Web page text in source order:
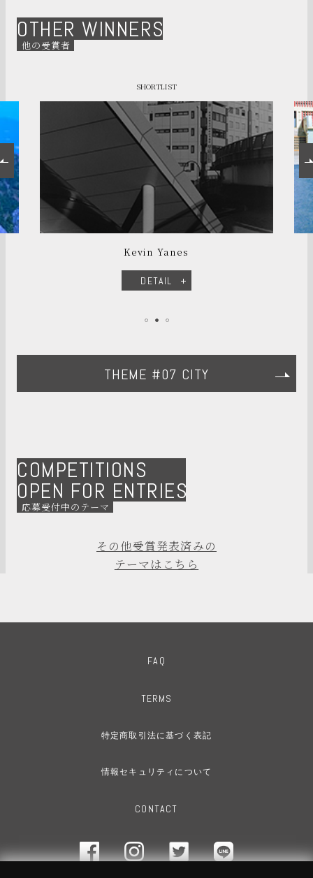
OTHER WINNERS
他の受賞者
SHORTLIST
Kevin Yanes
DETAIL
THEME #07 CITY
COMPETITIONS
OPEN FOR ENTRIES
応募受付中のテーマ
その他受賞発表済みの
テーマはこちら
FAQ
TERMS
特定商取引法に基づく表記
情報セキュリティについて
CONTACT